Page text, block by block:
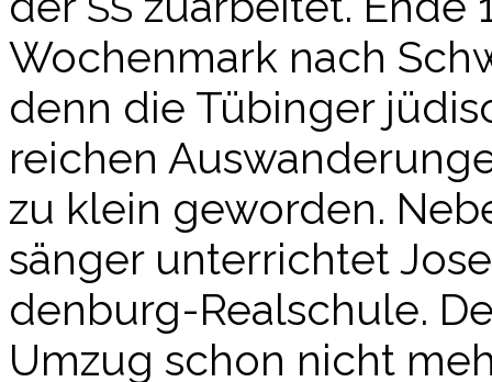
Wochen­mark nach
denn die Tübin­ger
rei­chen
zu klein gewor­den.
sän­ger unter­rich­tet
den­burg-Real­schu­le.
Umzug schon nicht